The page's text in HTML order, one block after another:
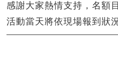
感謝大家熱情支持，名額
活動當天將依現場報到狀